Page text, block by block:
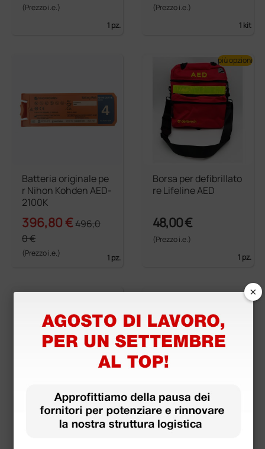
(Prezzo i.e.)
1 pz.
(Prezzo i.e.)
1 kit
Batteria originale pe
r Nihon Kohden AED-
2100K
396,80 €496,0
0 €
(Prezzo i.e.) 1 pz.
Borsa per defibrillato
re Lifeline AED
48,00 €
(Prezzo i.e.)
1 pz.
più opzioni
Batteria compatibile
per defibrillatori Zoll
Batteria ricaricabile
Li-ion alta capacità p
er defibrillatore I-PA
×